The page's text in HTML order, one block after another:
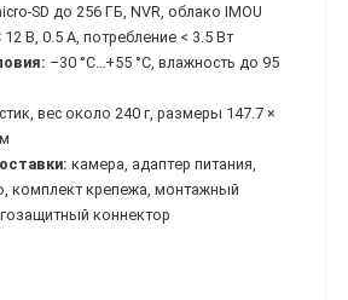
SD до 256 ГБ, NVR, облако IMOU
12 В, 0.5 А, потребление < 3.5 Вт
–30 °C…+55 °C, влажность до 95
вес около 240 г, размеры 147.7 ×
камера, адаптер питания,
комплект крепежа, монтажный
коннектор